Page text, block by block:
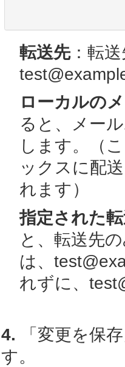
転送先：転
ローカルの
ると、メー
します。（
ックスに配
れます）
指定された
と、転送先
は、
れずに、
4. 「変更を保
す。